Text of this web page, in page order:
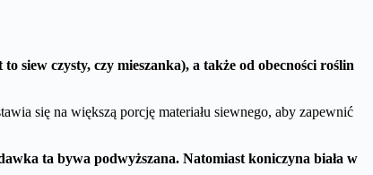
siew czysty, czy mieszanka), a także od obecności roślin
się na większą porcję materiału siewnego, aby zapewnić
ta bywa podwyższana. Natomiast koniczyna biała w